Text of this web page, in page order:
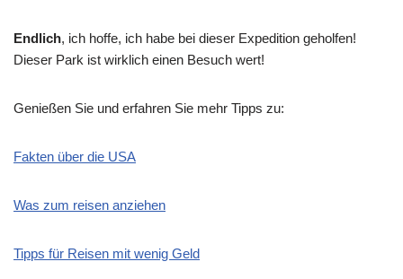
Endlich, ich hoffe, ich habe bei dieser Expedition geholfen!
Dieser Park ist wirklich einen Besuch wert!
Genießen Sie und erfahren Sie mehr Tipps zu:
Fakten über die USA
Was zum reisen anziehen
Tipps für Reisen mit wenig Geld